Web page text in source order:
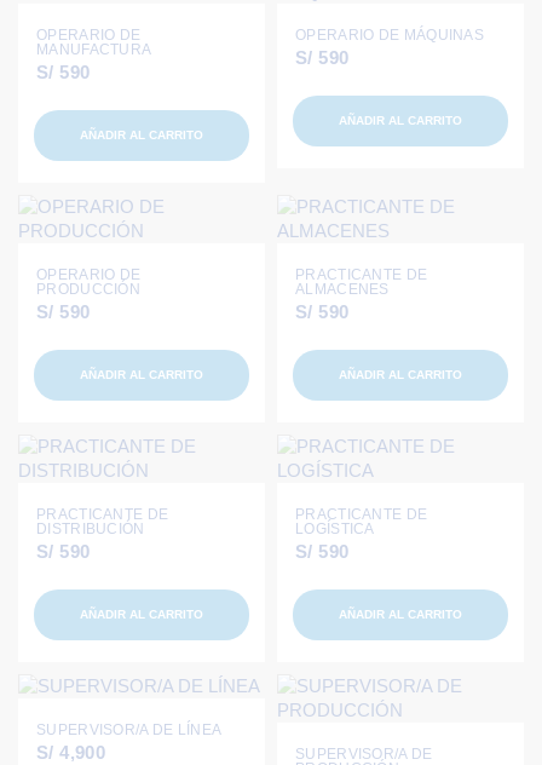
OPERARIO DE
MANUFACTURA
S/ 590
AÑADIR AL CARRITO
OPERARIO DE MÁQUINAS
S/ 590
AÑADIR AL CARRITO
OPERARIO DE
PRODUCCIÓN
S/ 590
AÑADIR AL CARRITO
PRACTICANTE DE
ALMACENES
S/ 590
AÑADIR AL CARRITO
PRACTICANTE DE
DISTRIBUCIÓN
S/ 590
AÑADIR AL CARRITO
PRACTICANTE DE
LOGÍSTICA
S/ 590
AÑADIR AL CARRITO
SUPERVISOR/A DE LÍNEA
S/ 4,900
SUPERVISOR/A DE